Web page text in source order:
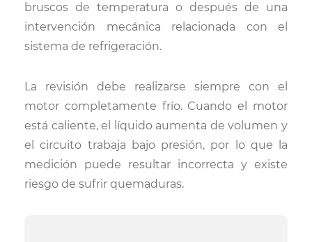
bruscos de temperatura o después de una
intervención mecánica relacionada con el
sistema de refrigeración.
La revisión debe realizarse siempre con el
motor completamente frío. Cuando el motor
está caliente, el líquido aumenta de volumen y
el circuito trabaja bajo presión, por lo que la
medición puede resultar incorrecta y existe
riesgo de sufrir quemaduras.